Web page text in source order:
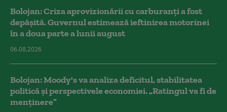
Bolojan: Criza aprovizionării cu carburanți a fost
depășită. Guvernul estimează ieftinirea motorinei
în a doua parte a lunii august
06.08.2026
Bolojan: Moody's va analiza deficitul, stabilitatea
politică și perspectivele economiei. „Ratingul va fi de
menținere”